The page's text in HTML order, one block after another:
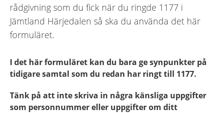
rådgivning som du fick när du ringde 1177 i
Jämtland Härjedalen så ska du använda det här
formuläret.
I det här formuläret kan du bara ge synpunkter på
tidigare samtal som du redan har ringt till 1177.
Tänk på att inte skriva in några känsliga uppgifter
som personnummer eller uppgifter om ditt